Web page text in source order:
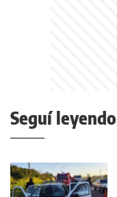
Seguí leyendo